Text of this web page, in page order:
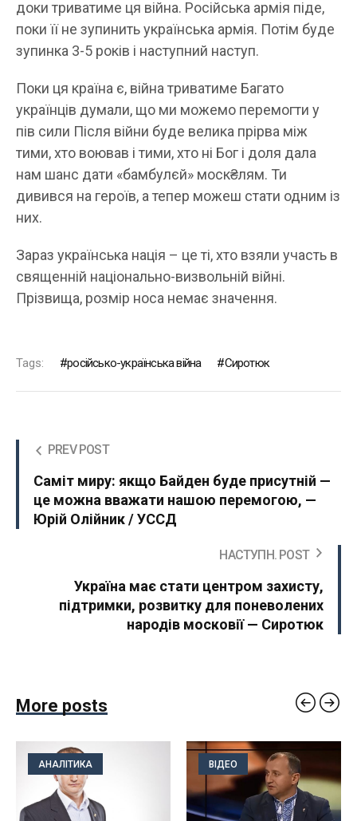
доки триватиме ця війна. Російська армія піде,
поки її не зупинить українська армія. Потім буде
зупинка 3-5 років і наступний наступ.
Поки ця країна є, війна триватиме Багато
українців думали, що ми можемо перемогти у
пів сили Після війни буде велика прірва між
тими, хто воював і тими, хто ні Бог і доля дала
нам шанс дати «бамбулєй» моск₴лям. Ти
дивився на героїв, а тепер можеш стати одним із
них.
Зараз українська нація – це ті, хто взяли участь в
священній національно-визвольній війні.
Прізвища, розмір носа немає значення.
Tags: російсько-українська війна Сиротюк
PREV POST
Саміт миру: якщо Байден буде присутній —
це можна вважати нашою перемогою, —
Юрій Олійник / УССД
НАСТУПН. POST
Україна має стати центром захисту,
підтримки, розвитку для поневолених
народів московії — Сиротюк
More posts
АНАЛІТИКА ВІДЕО